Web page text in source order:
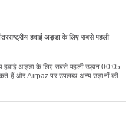
हवाई अड्डा के लिए सबसे पहली
हैं और Airpaz पर उपलब्ध अन्य उड़ानों की